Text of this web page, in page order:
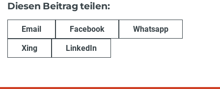
Diesen Beitrag teilen:
Email Facebook Whatsapp
Xing LinkedIn